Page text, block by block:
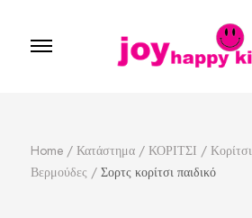
Home / Κατάστημα / ΚΟΡΙΤΣΙ /
Βερμούδες / Σορτς κορίτσι παιδικό